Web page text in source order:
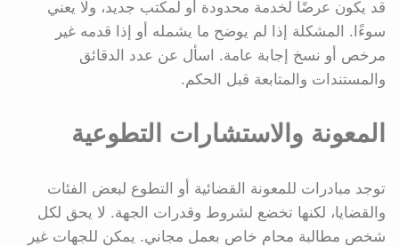
قد يكون عرضًا لخدمة محدودة أو لمكتب جديد، ولا يعني
سوءًا. المشكلة إذا لم يوضح ما يشمله أو إذا قدمه غير
مرخص أو نسخ إجابة عامة. اسأل عن عدد الدقائق
والمستندات والمتابعة قبل الحكم.
المعونة والاستشارات التطوعية
توجد مبادرات للمعونة القضائية أو التطوع لبعض الفئات
والقضايا، لكنها تخضع لشروط وقدرات الجهة. لا يحق لكل
شخص مطالبة محامٍ خاص بعمل مجاني. يمكن للجهات غير